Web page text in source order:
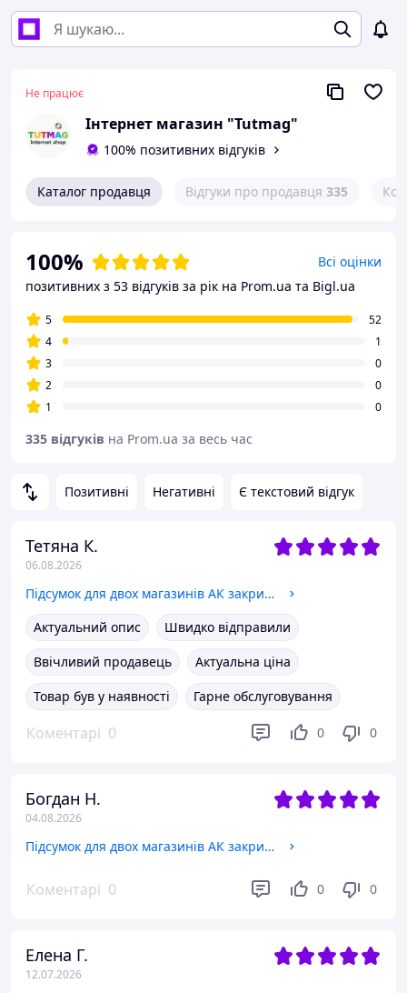
Не працює
Інтернет магазин "Tutmag"
100% позитивних відгуків
Каталог продавця Відгуки про продавця 335
Позитивні Негативні Є текстовий відгук
Тетяна К.
06.08.2026
Підсумок для двох магазинів АК закритого типу на фастексі (Піксель)
Актуальний опис
Швидко відправили
Ввічливий продавець
Актуальна ціна
Товар був у наявності
Гарне обслуговування
Коментарі 0 0 0
Богдан Н.
04.08.2026
Підсумок для двох магазинів АК закритого типу на фастексі (Піксель)
Коментарі 0 0 0
Елена Г.
12.07.2026
100%
Всі оцінки
позитивних з 53 відгуків за рік на Prom.ua та Bigl.ua
5
52
4
1
3
0
2
0
1
0
335 відгуків на Prom.ua за весь час